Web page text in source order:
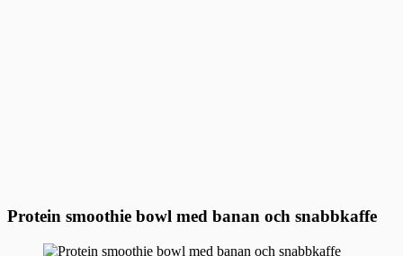
Protein smoothie bowl med banan och snabbkaffe